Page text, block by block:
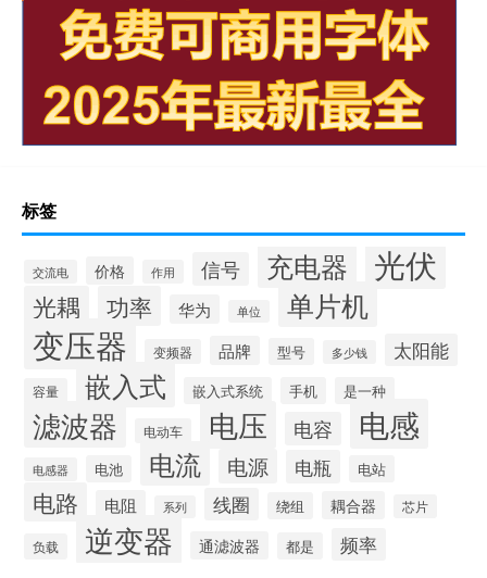
标签
交流电 价格 作用 信号 充电器 光伏
光耦 功率 华为 单位 单片机
变压器 变频器 品牌 型号 多少钱 太阳能
容量 嵌入式 嵌入式系统 手机 是一种
滤波器 电动车 电压 电容 电感
电感器 电池 电流 电源 电瓶 电站
电路 电阻 系列 线圈 绕组 耦合器 芯片
负载 逆变器 通滤波器 都是 频率